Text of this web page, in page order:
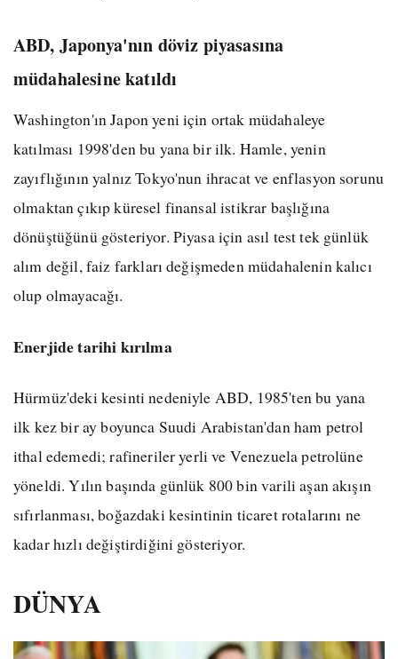
ABD, Japonya'nın döviz piyasasına
müdahalesine katıldı
Washington'ın Japon yeni için ortak müdahaleye
katılması 1998'den bu yana bir ilk. Hamle, yenin
zayıflığının yalnız Tokyo'nun ihracat ve enflasyon sorunu
olmaktan çıkıp küresel finansal istikrar başlığına
dönüştüğünü gösteriyor. Piyasa için asıl test tek günlük
alım değil, faiz farkları değişmeden müdahalenin kalıcı
olup olmayacağı.
Enerjide tarihi kırılma
Hürmüz'deki kesinti nedeniyle ABD, 1985'ten bu yana
ilk kez bir ay boyunca Suudi Arabistan'dan ham petrol
ithal edemedi; rafineriler yerli ve Venezuela petrolüne
yöneldi. Yılın başında günlük 800 bin varili aşan akışın
sıfırlanması, boğazdaki kesintinin ticaret rotalarını ne
kadar hızlı değiştirdiğini gösteriyor.
DÜNYA